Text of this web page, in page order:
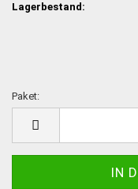
Lagerbestand:
Paket: